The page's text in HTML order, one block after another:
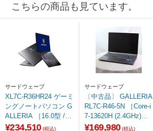
こちらの商品も見ています。
サードウェーブ
XL7C-R36HR24 ゲーミ
ングノートパソコン G
ALLERIA ［16.0型 /Wi
ndows11 Home /intel C
¥234,510 (税込)
サードウェーブ
〔中古品〕 GALLERIA
RL7C-R46-5N ［Core-i
7-13620H (2.4GHz)／3
2GB／SSD1TB／GeF
¥169,980 (税込)